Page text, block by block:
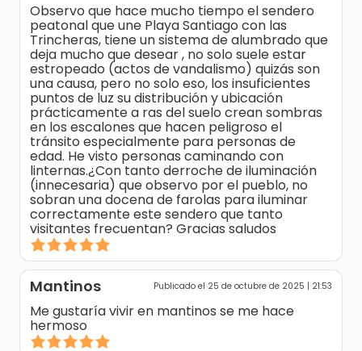
Observo que hace mucho tiempo el sendero
peatonal que une Playa Santiago con las
Trincheras, tiene un sistema de alumbrado que
deja mucho que desear , no solo suele estar
estropeado (actos de vandalismo) quizás son
una causa, pero no solo eso, los insuficientes
puntos de luz su distribución y ubicación
prácticamente a ras del suelo crean sombras
en los escalones que hacen peligroso el
tránsito especialmente para personas de
edad. He visto personas caminando con
linternas.¿Con tanto derroche de iluminación
(innecesaria) que observo por el pueblo, no
sobran una docena de farolas para iluminar
correctamente este sendero que tanto
visitantes frecuentan? Gracias saludos
Mantinos Publicado el 25 de octubre de 2025 | 21:53
Me gustaría vivir en mantinos se me hace
hermoso